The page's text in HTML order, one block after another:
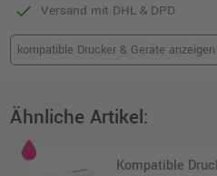
Versand mit DHL & DPD
kompatible Drucker & Geräte anzeigen
Ähnliche Artikel:
Kompatible